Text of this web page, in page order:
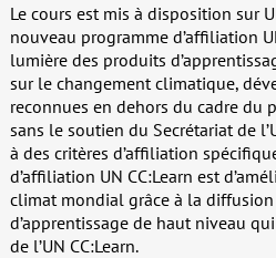
Le cours est mis à disposition sur
nouveau programme d’affiliation
lumière des produits
sur le changement climatique,
reconnues en dehors du cadre du
sans le soutien du Secrétariat de
à des critères d’affiliation
d’affiliation UN CC:Learn est
climat mondial grâce à la
d’apprentissage de haut niveau
de l’UN CC:Learn.